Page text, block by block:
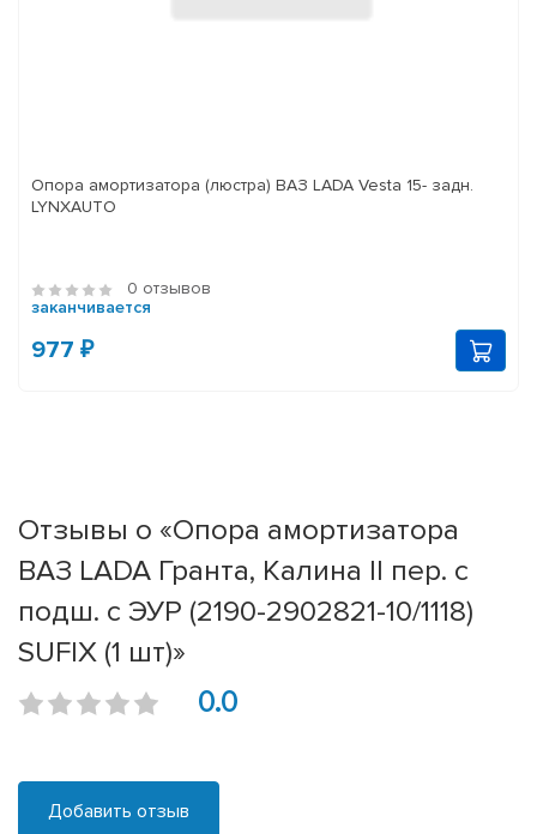
Опора амортизатора (люстра) ВАЗ LADA Vesta 15- задн.
LYNXAUTO
0 отзывов
заканчивается
977 ₽
Отзывы о «Опора амортизатора
ВАЗ LADA Гранта, Калина II пер. с
подш. с ЭУР (2190-2902821-10/1118)
SUFIX (1 шт)»
0.0
Добавить отзыв